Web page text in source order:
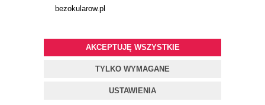
bezokularow.pl
AKCEPTUJĘ WSZYSTKIE
TYLKO WYMAGANE
USTAWIENIA
BEZOKULARÓW.PL | soczewki kontaktowe i płyny